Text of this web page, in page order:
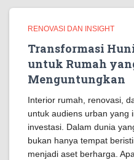
RENOVASI DAN INSIGHT
Transformasi
untuk Rumah
Menguntungkan
Interior rumah, renovasi,
untuk audiens urban yang
investasi. Dalam dunia
bukan hanya tempat
menjadi aset berharga.